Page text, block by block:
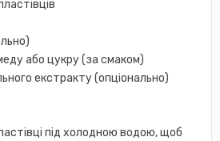
або цукру (за смаком)
екстракту (опціонально)
під холодною водою, щоб